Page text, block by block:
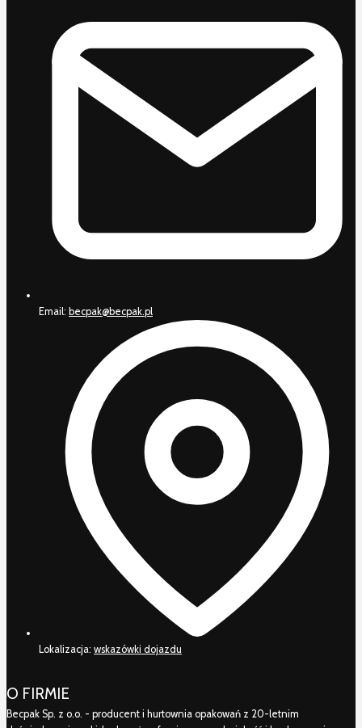
Email: becpak@becpak.pl
Lokalizacja: wskazówki dojazdu
O FIRMIE
Becpak Sp. z o.o. - producent i hurtownia opakowań z 20-letnim